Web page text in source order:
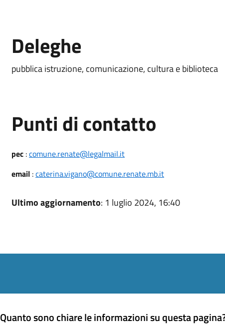
Deleghe
pubblica istruzione, comunicazione, cultura e biblioteca
Punti di contatto
pec:comune.renate@legalmail.it
email:caterina.vigano@comune.renate.mb.it
Ultimo aggiornamento: 1 luglio 2024, 16:40
Quanto sono chiare le informazioni su questa